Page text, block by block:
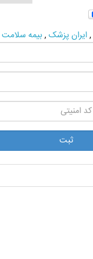
,ایران پزشک,بیمه سلامت